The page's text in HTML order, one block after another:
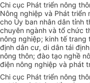
Chi cục Phát triển nông
Nông nghiệp và Phát triển
cho Ủy ban nhân dân tỉnh
chuyên ngành và tổ chức
nông nghiệp; kinh tế trang
định dân cư, di dân tái
nông thôn; đào tạo nghề
điện nông nghiệp và phát
Chi cục Phát triển nông